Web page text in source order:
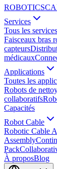
ROBOTICS
Services
Tous les services
Faisceaux bras
capteurs
médicaux
Applications
Toutes les
Robots de
collaboratifs
Capacités
Robot Cable
Robotic Cable
Assembly
Pack
À proposBlog